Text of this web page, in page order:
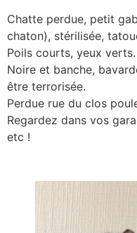
Chatte perdue, petit
chaton), stérilisée,
Poils courts, yeux verts.
Noire et banche,
être terrorisée.
Perdue rue du clos
Regardez dans vos
etc !